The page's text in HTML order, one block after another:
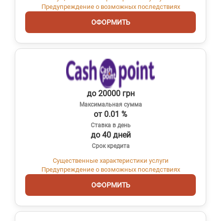
Предупреждение о возможных последствиях
ОФОРМИТЬ
до 20000 грн
Максимальная сумма
от 0.01 %
Ставка в день
до 40 дней
Срок кредита
Существенные характеристики услуги
Предупреждение о возможных последствиях
ОФОРМИТЬ